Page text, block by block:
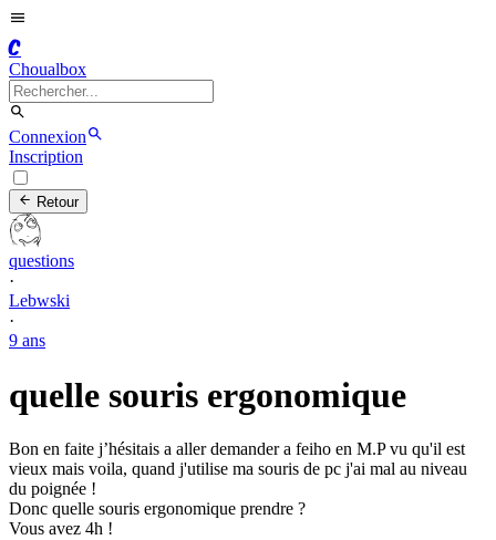
C
Choualbox
Connexion
Inscription
Retour
questions
·
Lebwski
·
9 ans
quelle souris ergonomique
Bon en faite j’hésitais a aller demander a feiho en M.P vu qu'il est
vieux mais voila, quand j'utilise ma souris de pc j'ai mal au niveau
du poignée !
Donc quelle souris ergonomique prendre ?
Vous avez 4h !